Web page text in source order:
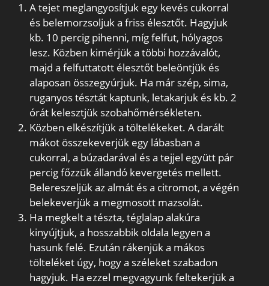
A tejet meglangyosítjuk egy kevés cukorral
és belemorzsoljuk a friss élesztőt. Hagyjuk
kb. 10 percig pihenni, míg felfut, hólyagos
lesz. Közben kimérjük a többi hozzávalót,
majd a felfuttatott élesztőt beleöntjük és
alaposan összegyúrjuk. Ha már szép, sima,
ruganyos tésztát kaptunk, letakarjuk és kb. 2
órát kelesztjük szobahőmérsékleten.
Közben elkészítjük a töltelékeket. A darált
mákot összekeverjük egy lábasban a
cukorral, a búzadarával és a tejjel együtt pár
percig főzzük állandó kevergetés mellett.
Belereszeljük az almát és a citromot, a végén
belekeverjük a megmosott mazsolát.
Ha megkelt a tészta, téglalap alakúra
kinyújtjuk, a hosszabbik oldala legyen a
hasunk felé. Ezután rákenjük a mákos
tölteléket úgy, hogy a széleket szabadon
hagyjuk. Ha ezzel megvagyunk feltekerjük a